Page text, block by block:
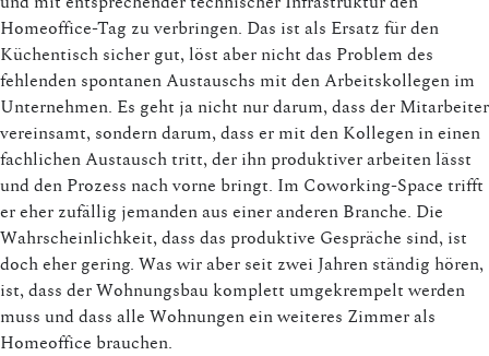
Homeoffice-Tag zu verbringen. Das ist als Ersatz für den
Küchentisch sicher gut, löst aber nicht das Problem des
fehlenden spontanen Austauschs mit den Arbeitskollegen im
Unternehmen. Es geht ja nicht nur darum, dass der Mitarbeiter
vereinsamt, sondern darum, dass er mit den Kollegen in einen
fachlichen Austausch tritt, der ihn produktiver arbeiten lässt
und den Prozess nach vorne bringt. Im Coworking-Space trifft
er eher zufällig jemanden aus einer anderen Branche. Die
Wahrscheinlichkeit, dass das produktive Gespräche sind, ist
doch eher gering. Was wir aber seit zwei Jahren ständig hören,
ist, dass der Wohnungsbau komplett umgekrempelt werden
muss und dass alle Wohnungen ein weiteres Zimmer als
Homeoffice brauchen.